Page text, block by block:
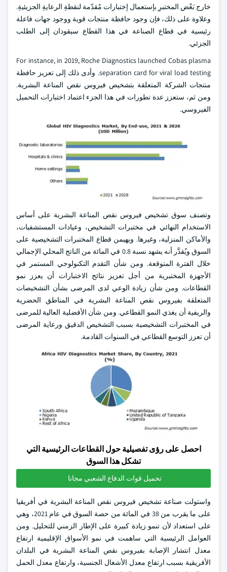
خارج بَعْض المختبرِ بإستعمال إختبارات مُقدّمة لنقطةِ الرعايةِ الجزيئيةِ.
وعلاوة على ذلك، فإن وجود حافظة منتجات قوية ووجود جهات فاعلة
رئيسية في قطاع الصناعة في هذا القطاع سيقودان إلى الطلب
الجزئي.
For instance, in 2019, Roche Diagnostics launched Cobas plasma
separation card for viral load testing. وأدى ذلك إلى تعزيز حافظة
منتجات الشركة المتعلقة بتشخيص فيروس نقص المناعة البشرية.
ومن ثم، ستعزز عدة تطورات في هذا الجزء اعتماد اختبارات التحميل
الفيروسي.
وتصنف سوق تشخيص فيروس نقص المناعة البشرية على أساس
الاستخدام النهائي في مختبرات التشخيص، وعيادات المستشفيات،
والأماكن المنزلية، وغيرها. ويهيمن قطاع المختبرات التشخيصية على
السوق ويُقدَّر أنه يشهد نسبة 0.8 في المائة من الناتج المحلي الإجمالي
خلال الفترة المتوقعة. ومن شأن التقدم التكنولوجي المستمر في
الأجهزة المختبرية من أجل تعزيز نتائج الاختبارات أن يعزز نمو
القطاعات. ومن شأن زيادة الوعي لدى المرضى بشأن التشخيصات
المتعلقة بفيروس نقص المناعة البشرية في المناطق الحضرية
والريفية أن يغذي النمو القطاعي. ومن شأن الأفضلية العالية للمرضى
في المختبرات التشخيصية بسبب التشخيص الدقيق ورعاية المرضى
أن تعزز التوسع القطاعي في السنوات القادمة.
احصل على رؤى تفصيلية حول القطاعات الرئيسية التي
تشكل هذا السوق
تحميل قوات الدفاع الشعبي مجانا
واستولت صناعة تشخيص فيروس نقص المناعة البشرية في أفريقيا
على ما يقرب من 38 في المائة من حصة السوق في عام 2021، وهي
على استعداد لأن تنمو زيادة كبيرة على الإطار الزمني للتحليل. ومن
العوامل الرئيسية التي ساهمت في نمو الأسواق الإقليمية ارتفاع
معدل انتشار الإصابة بفيروس نقص المناعة البشرية في البلدان
الأفريقية بسبب ارتفاع معدل الأشغال الجنسية، وارتفاع معدل الحمل